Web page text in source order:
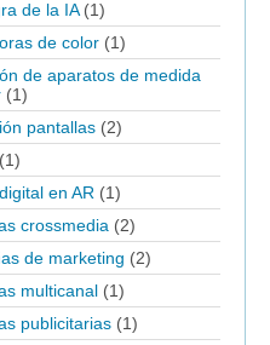
de la IA (1)
de color (1)
de aparatos de medida
(1)
pantallas (2)
(1)
en AR (1)
crossmedia (2)
de marketing (2)
multicanal (1)
publicitarias (1)